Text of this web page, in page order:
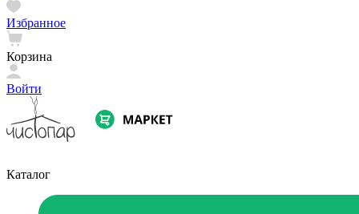
Избранное
Корзина
Войти
Каталог